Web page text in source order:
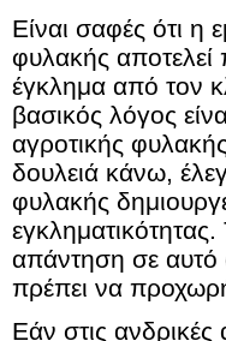
Είναι σαφές ότι η
φυλακής
έγκλημα από τον
βασικός λόγος
αγροτικής
δουλειά κάνω,
φυλακής
απάντηση σε αυτό
πρέπει να
Εάν στις ανδρικές